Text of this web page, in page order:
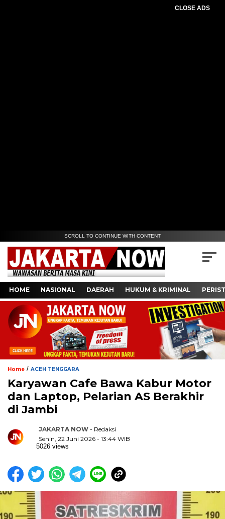
CLOSE ADS
SCROLL TO CONTINUE WITH CONTENT
HOME NASIONAL DAERAH HUKUM & KRIMINAL
Home / ACEH TENGGARA
Karyawan Cafe Bawa Kabur Motor
dan Laptop, Pelarian AS Berakhir
di Jambi
JAKARTA NOW - Redaksi
Senin, 22 Juni 2026 - 13:44 WIB
5026 views